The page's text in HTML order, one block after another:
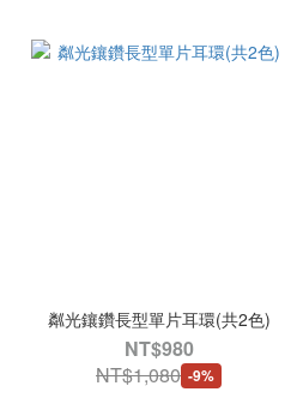
粼光鑲鑽長型單片耳環(共2色)
NT$980
NT$1,080 -9%